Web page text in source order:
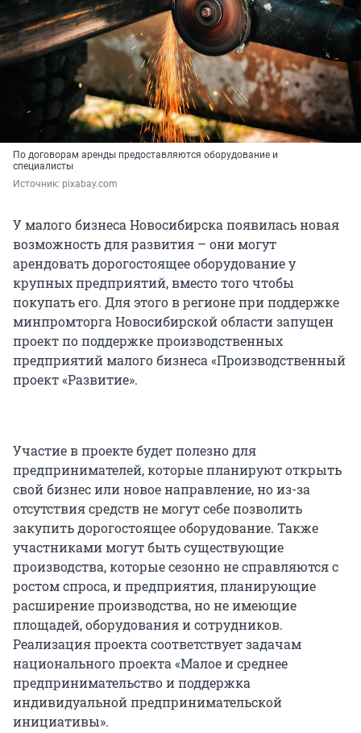
По договорам аренды предоставляются оборудование и
специалисты
Источник: pixabay.com
У малого бизнеса Новосибирска появилась новая
возможность для развития – они могут
арендовать дорогостоящее оборудование у
крупных предприятий, вместо того чтобы
покупать его. Для этого в регионе при поддержке
минпромторга Новосибирской области запущен
проект по поддержке производственных
предприятий малого бизнеса «Производственный
проект «Развитие».
Участие в проекте будет полезно для
предпринимателей, которые планируют открыть
свой бизнес или новое направление, но из-за
отсутствия средств не могут себе позволить
закупить дорогостоящее оборудование. Также
участниками могут быть существующие
производства, которые сезонно не справляются с
ростом спроса, и предприятия, планирующие
расширение производства, но не имеющие
площадей, оборудования и сотрудников.
Реализация проекта соответствует задачам
национального проекта «Малое и среднее
предпринимательство и поддержка
индивидуальной предпринимательской
инициативы».